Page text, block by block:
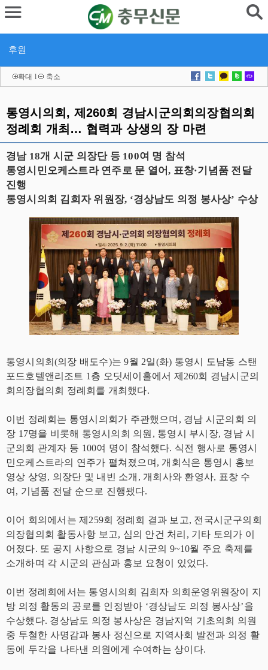
후원
확대 l 축소
통영시의회, 제260회 경남시군의회의장협의회
정례회 개최… 협력과 상생의 장 마련
경남 18개 시군 의장단 등 100여 명 참석
통영시민오케스트라 연주로 문 열어, 표창·기념품 전달
진행
통영시의회 김희자 위원장, ‘경상남도 의정 봉사상’ 수상
통영시의회(의장 배도수)는 9월 2일(화) 통영시 도남동 스탠
포드호텔앤리조트 1층 오딧세이홀에서 제260회 경남시군의
회의장협의회 정례회를 개최했다.
이번 정례회는 통영시의회가 주관했으며, 경남 시군의회 의
장 17명을 비롯해 통영시의회 의원, 통영시 부시장, 경남 시
군의회 관계자 등 100여 명이 참석했다. 식전 행사로 통영시
민오케스트라의 연주가 펼쳐졌으며, 개회식은 통영시 홍보
영상 상영, 의장단 및 내빈 소개, 개회사와 환영사, 표창 수
여, 기념품 전달 순으로 진행됐다.
이어 회의에서는 제259회 정례회 결과 보고, 전국시군구의회
의장협의회 활동사항 보고, 심의 안건 처리, 기타 토의가 이
어졌다. 또 공지 사항으로 경남 시군의 9~10월 주요 축제를
소개하며 각 시군의 관심과 홍보 요청이 있었다.
이번 정례회에서는 통영시의회 김희자 의회운영위원장이 지
방 의정 활동의 공로를 인정받아 ‘경상남도 의정 봉사상’을
수상했다. 경상남도 의정 봉사상은 경남지역 기초의회 의원
중 투철한 사명감과 봉사 정신으로 지역사회 발전과 의정 활
동에 두각을 나타낸 의원에게 수여하는 상이다.